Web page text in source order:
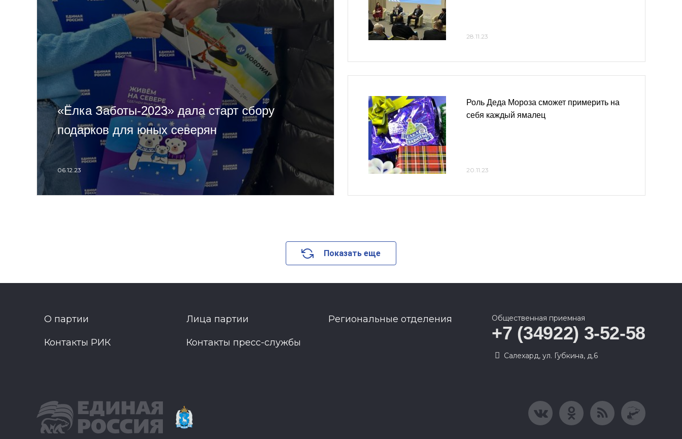
«Ёлка Заботы-2023» дала старт сбору
подарков для юных северян
06.12.23
28.11.23
Роль Деда Мороза сможет примерить на
себя каждый ямалец
20.11.23
Показать еще
О партии Лица партии Региональные отделения
Контакты РИК Контакты пресс-службы
Общественная приемная
+7 (34922) 3-52-58
Салехард, ул. Губкина, д.6